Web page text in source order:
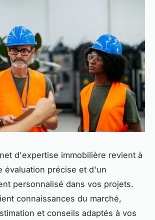
d'expertise immobilière revient à
évaluation précise et d'un
personnalisé dans vos projets.
connaissances du marché,
et conseils adaptés à vos